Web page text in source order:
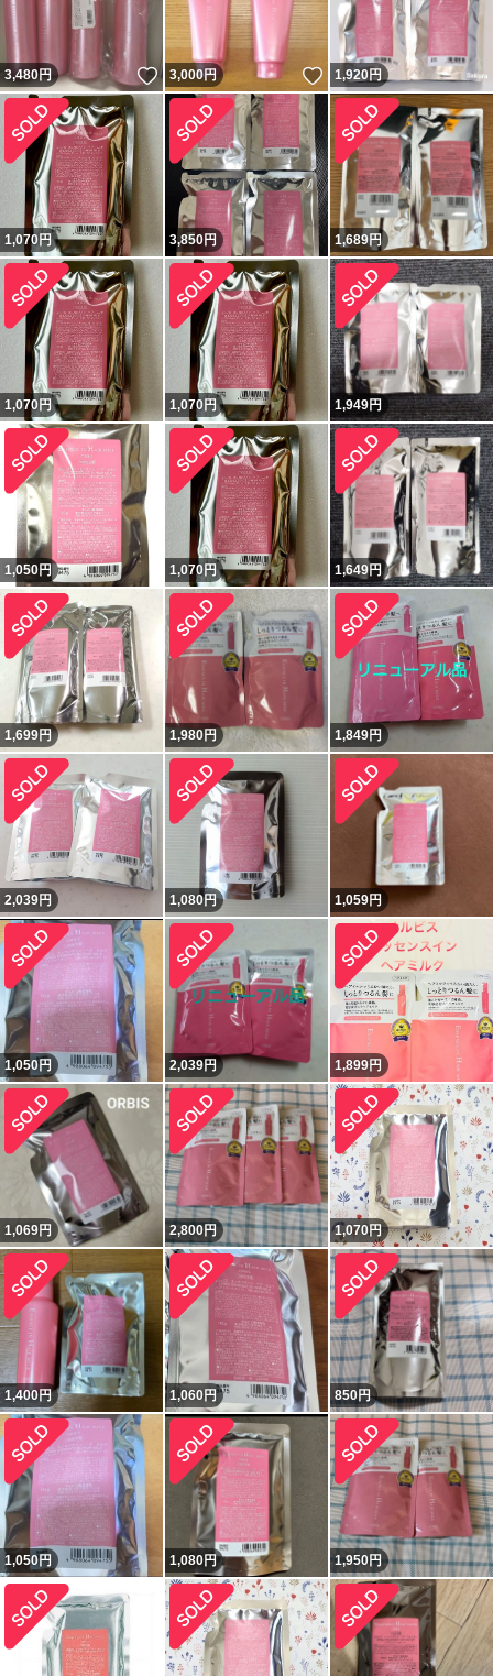
3,480円 いいね！
3,000円 いいね！
1,920円
1,070円 3,850円 1,689円
1,070円 1,070円 1,949円
1,050円 1,070円 1,649円
1,699円 1,980円 1,849円
2,039円 1,080円 1,059円
1,050円 2,039円 1,899円
1,069円 2,800円 1,070円
1,400円 1,060円 850円
1,050円 1,080円 1,950円